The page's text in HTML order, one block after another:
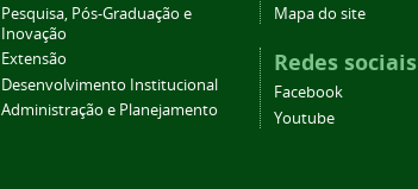
Pesquisa, Pós-Graduação e
Inovação
Extensão
Desenvolvimento Institucional
Administração e Planejamento
Mapa do site
Redes sociais
Facebook
Youtube